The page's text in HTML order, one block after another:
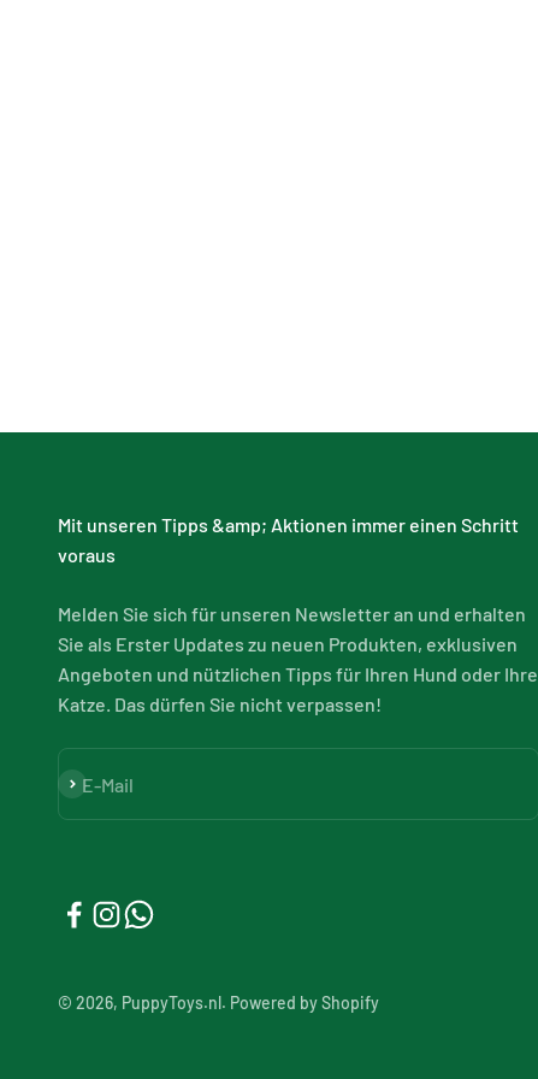
Mit unseren Tipps &amp; Aktionen immer einen Schritt
voraus
Melden Sie sich für unseren Newsletter an und erhalten
Sie als Erster Updates zu neuen Produkten, exklusiven
Angeboten und nützlichen Tipps für Ihren Hund oder Ihre
Katze. Das dürfen Sie nicht verpassen!
E-Mail
Abonnieren
© 2026, PuppyToys.nl. Powered by Shopify